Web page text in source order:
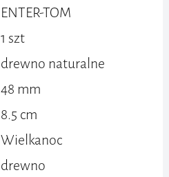
ENTER-TOM
1 szt
drewno naturalne
48 mm
8.5 cm
Wielkanoc
drewno